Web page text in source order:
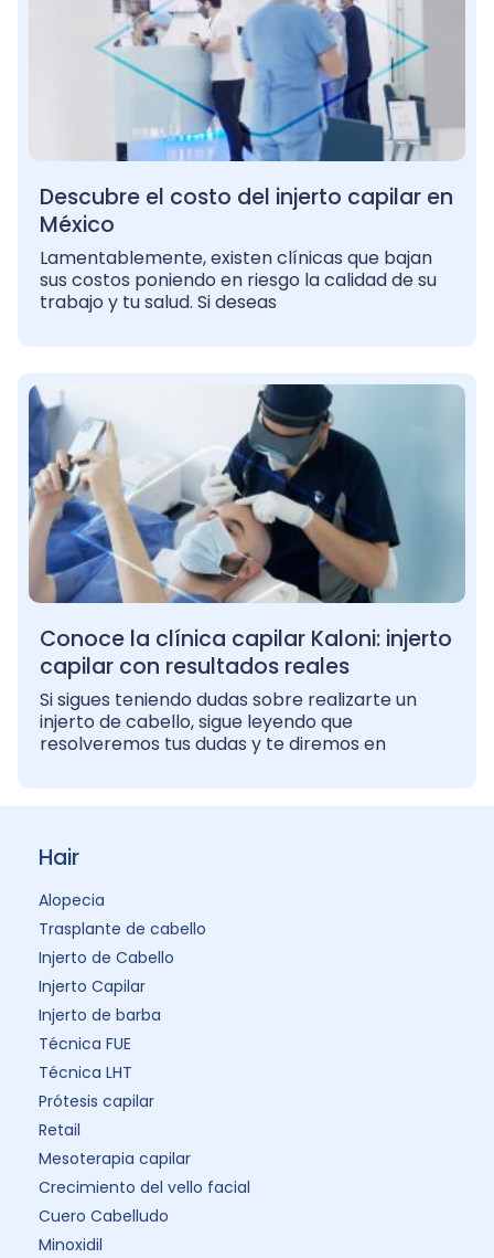
Descubre el costo del injerto capilar en
México
Lamentablemente, existen clínicas que bajan
sus costos poniendo en riesgo la calidad de su
trabajo y tu salud. Si deseas
Conoce la clínica capilar Kaloni: injerto
capilar con resultados reales
Si sigues teniendo dudas sobre realizarte un
injerto de cabello, sigue leyendo que
resolveremos tus dudas y te diremos en
Hair
Alopecia
Trasplante de cabello
Injerto de Cabello
Injerto Capilar
Injerto de barba
Técnica FUE
Técnica LHT
Prótesis capilar
Retail
Mesoterapia capilar
Crecimiento del vello facial
Cuero Cabelludo
Minoxidil